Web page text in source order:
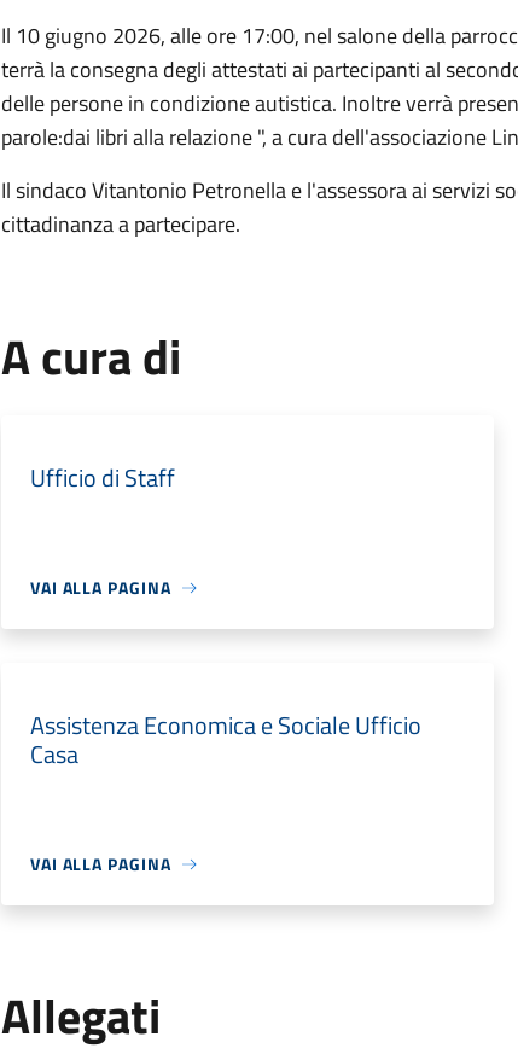
Il 10 giugno 2026, alle ore 17:00, nel salone della
terrà la consegna degli attestati ai partecipanti al
delle persone in condizione autistica. Inoltre verrà
parole:dai libri alla relazione ", a cura dell'associazione
Il sindaco Vitantonio Petronella e l'assessora ai servizi
cittadinanza a partecipare.
A cura di
Ufficio di Staff
VAI ALLA PAGINA
Assistenza Economica e Sociale Ufficio
Casa
VAI ALLA PAGINA
Allegati